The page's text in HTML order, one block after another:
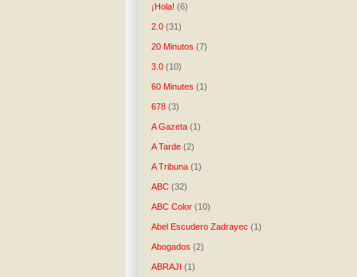
¡Hola! (6)
2.0 (31)
20 Minutos (7)
3.0 (10)
60 Minutes (1)
678 (3)
A Gazeta (1)
A Tarde (2)
A Tribuna (1)
ABC (32)
ABC Color (10)
Abel Escudero Zadrayec (1)
Abogados (2)
ABRAJI (1)